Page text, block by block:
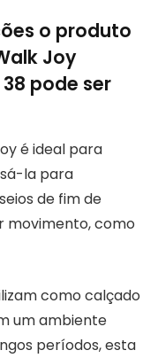
o produto
Joy
pode ser
é ideal para
la para
de fim de
movimento, como
como calçado
um ambiente
períodos, esta